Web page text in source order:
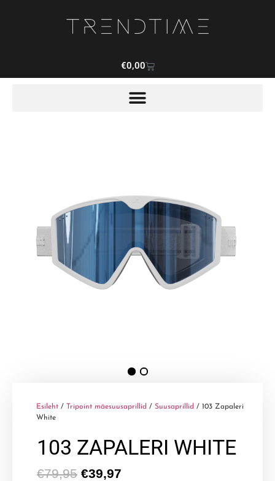
€0,00
Esileht / Tripoint mäesuusaprillid / Suusaprillid / 103 Zapaleri
White
103 ZAPALERI WHITE
€79,95 €39,97